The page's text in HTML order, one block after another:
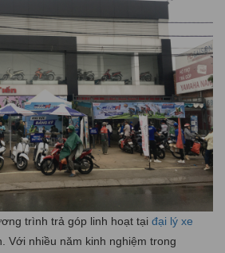
trình trả góp linh hoạt tại đại lý xe
Với nhiều năm kinh nghiệm trong